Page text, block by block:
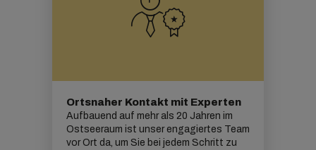
Ortsnaher Kontakt mit Experten
Aufbauend auf mehr als 20 Jahren im
Ostseeraum ist unser engagiertes Team
vor Ort da, um Sie bei jedem Schritt zu